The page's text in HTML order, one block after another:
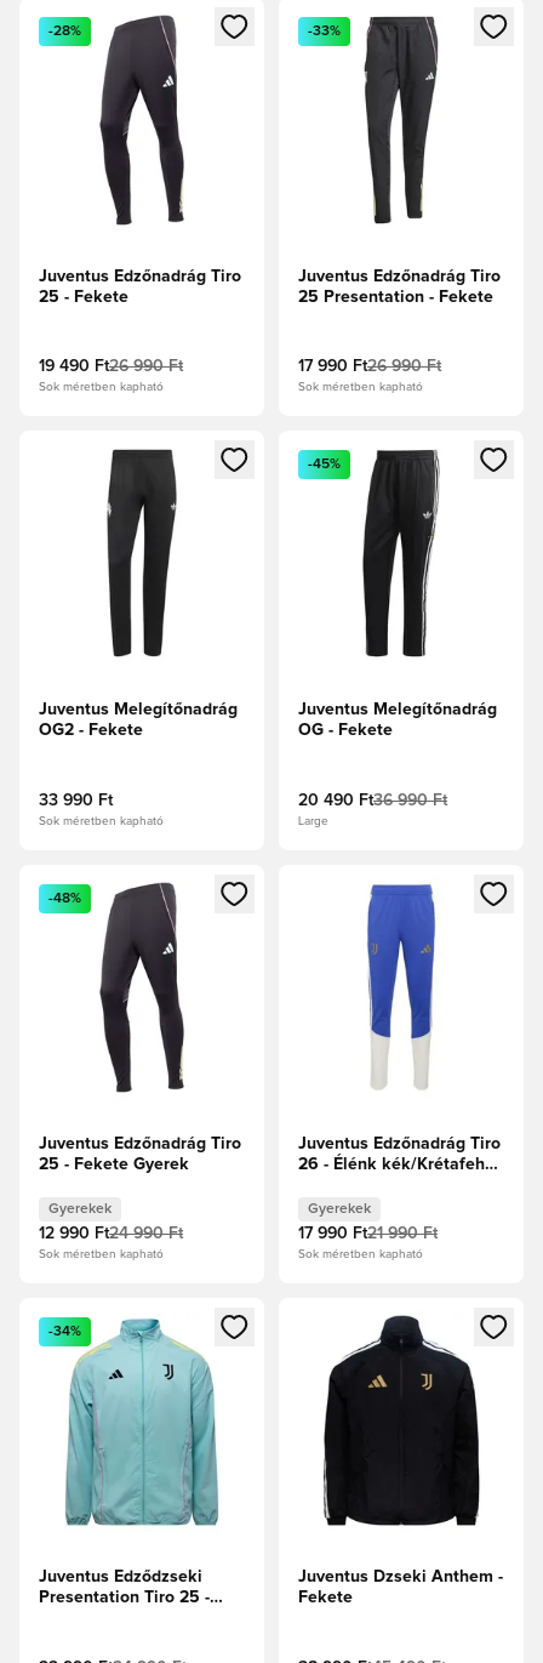
Megnyit egy modált a bejelentkezéshez vagy a tagként
-28%
Juventus Edzőnadrág Tiro
25 - Fekete
19 490 Ft26 990 Ft
Sok méretben kapható
Megnyit egy modált a
-33%
Juventus Edzőnadrág Tiro
25 Presentation - Fekete
17 990 Ft26 990 Ft
Sok méretben kapható
Megnyit egy modált a bejelentkezéshez vagy a tagként
Juventus Melegítőnadrág
OG2 - Fekete
33 990 Ft
Sok méretben kapható
Megnyit egy modált a
-45%
Juventus Melegítőnadrág
OG - Fekete
20 490 Ft36 990 Ft
Large
Megnyit egy modált a bejelentkezéshez vagy a tagként
-48%
Juventus Edzőnadrág Tiro
25 - Fekete Gyerek
Gyerekek
12 990 Ft24 990 Ft
Sok méretben kapható
Megnyit egy modált a
Juventus Edzőnadrág Tiro
26 - Élénk kék/Krétafehér
Gyerekek
17 990 Ft21 990 Ft
Sok méretben kapható
Megnyit egy modált a bejelentkezéshez vagy a tagként
-34%
Juventus Edződzseki
Presentation Tiro 25 -
Megnyit egy modált a
Juventus Dzseki Anthem -
Fekete